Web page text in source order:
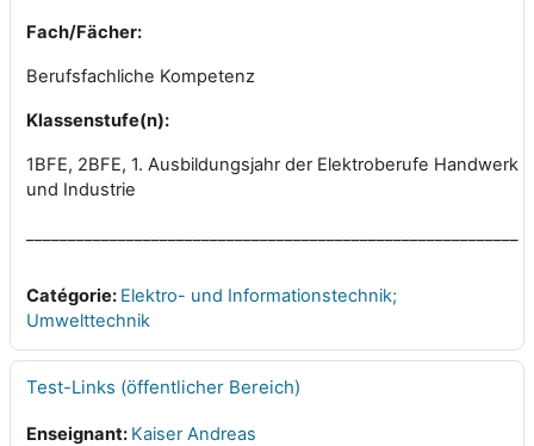
Fach/Fächer:
Berufsfachliche Kompetenz
Klassenstufe(n):
1BFE, 2BFE, 1. Ausbildungsjahr der Elektroberufe Handwerk
und Industrie
Catégorie: Elektro- und Informationstechnik;
Umwelttechnik
Test-Links (öffentlicher Bereich)
Enseignant: Kaiser Andreas